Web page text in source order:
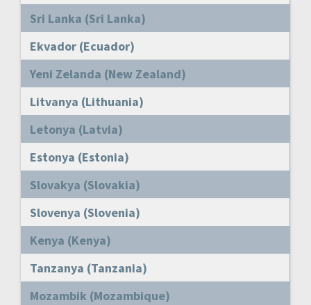
Sri Lanka (Sri Lanka)
Ekvador (Ecuador)
Yeni Zelanda (New Zealand)
Litvanya (Lithuania)
Letonya (Latvia)
Estonya (Estonia)
Slovakya (Slovakia)
Slovenya (Slovenia)
Kenya (Kenya)
Tanzanya (Tanzania)
Mozambik (Mozambique)